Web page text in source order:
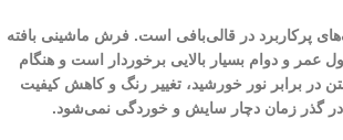
پرکاربرد در قالی‌بافی است. فرش ماشینی بافته
عمر و دوام بسیار بالایی برخوردار است و هنگام
برابر نور خورشید، تغییر رنگ و کاهش کیفیت
گذر زمان دچار سایش و خوردگی نمی‌شود.